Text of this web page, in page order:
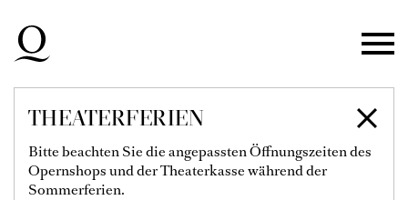
Zur Hauptnavigation springen
Zum Hauptinhalt springen
Zum Footer springen
THEATERFERIEN
Bitte beachten Sie die angepassten Öffnungszeiten des
Opernshops und der Theaterkasse während der
Sommerferien.
CARMELA DELGADO